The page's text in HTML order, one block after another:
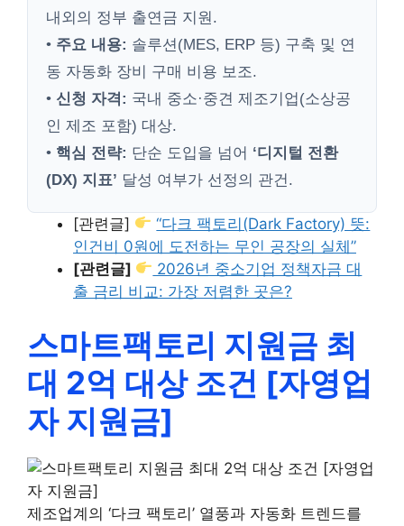
내외의 정부 출연금 지원.
• 주요 내용: 솔루션(MES, ERP 등) 구축 및 연
동 자동화 장비 구매 비용 보조.
• 신청 자격: 국내 중소·중견 제조기업(소상공
인 제조 포함) 대상.
• 핵심 전략: 단순 도입을 넘어 ‘디지털 전환
(DX) 지표’ 달성 여부가 선정의 관건.
[관련글]
“다크 팩토리(Dark Factory) 뜻:
인건비 0원에 도전하는 무인 공장의 실체”
[관련글]
2026년 중소기업 정책자금 대
출 금리 비교: 가장 저렴한 곳은?
스마트팩토리 지원금 최
대 2억 대상 조건 [자영업
자 지원금]
제조업계의 ‘다크 팩토리’ 열풍과 자동화 트렌드를